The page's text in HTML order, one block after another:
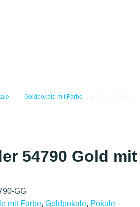
→ Goldpokale mit Farbe →
54790 Gold mit
GG
mit Farbe, Goldpokale, Pokale